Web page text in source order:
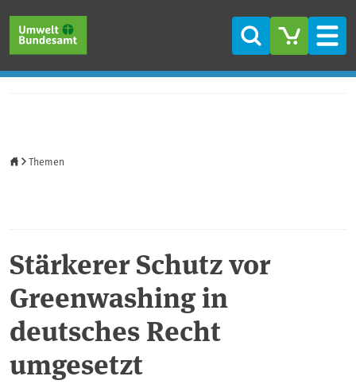
Suche
Themen
Stärkerer Schutz vor
Greenwashing in
deutsches Recht
umgesetzt